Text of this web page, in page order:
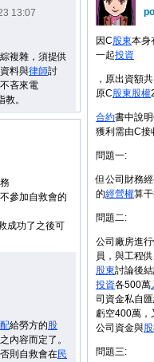
13:07
複雜，須提供
料與律師討
吝來電
。
因C股東本身
一起投資
，原出資額
原C股東股權
合約書中說
獲利需由C接
問題一:
但公司財務
的經營權算
問題二:
公司廠房進
員，與工程
股東討論後
投資各500萬
司資金私自
虧空400萬，
公司資金與
問題三:
參加自救會的
成功了之後可
給勞方的股
之內容而定了。
否則自救會在民